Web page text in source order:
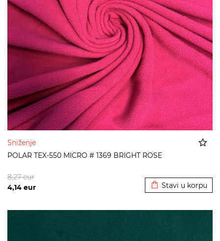
Sniženje
POLAR TEX-550 MICRO # 1369 BRIGHT ROSE
4,14 eur
8,27eur
Stavi u korpu